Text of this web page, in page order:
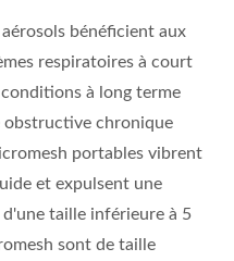
aérosols bénéficient aux
respiratoires à court
à long terme
obstructive chronique
portables vibrent
et expulsent une
taille inférieure à 5
sont de taille